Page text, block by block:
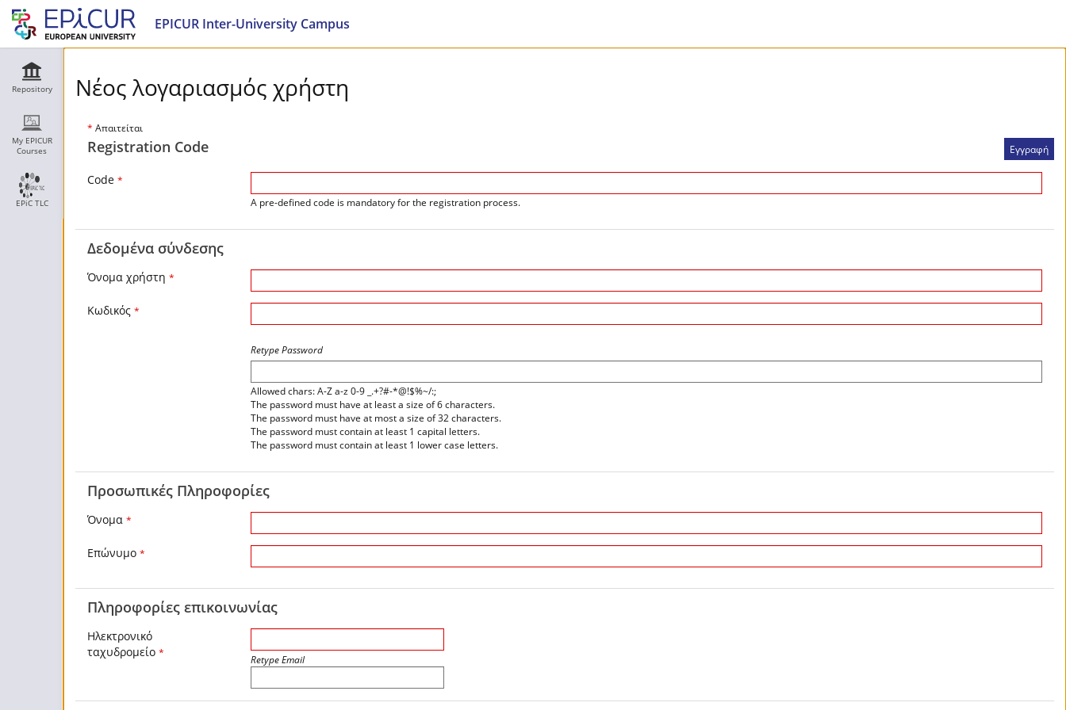
EPICUR Inter-University Campus
Repository
My EPICUR
Courses
EPiC TLC
Νέος λογαριασμός χρήστη
* Απαιτείται
Registration Code
Code *
A pre-defined code is mandatory for the registration process.
Δεδομένα σύνδεσης
Όνομα χρήστη *
Κωδικός *
Retype Password
Allowed chars: A-Z a-z 0-9 _.+?#-*@!$%~/:;
The password must have at least a size of 6 characters.
The password must have at most a size of 32 characters.
The password must contain at least 1 capital letters.
The password must contain at least 1 lower case letters.
Προσωπικές Πληροφορίες
Όνομα *
Επώνυμο *
Πληροφορίες επικοινωνίας
Ηλεκτρονικό
ταχυδρομείο *
Retype Email